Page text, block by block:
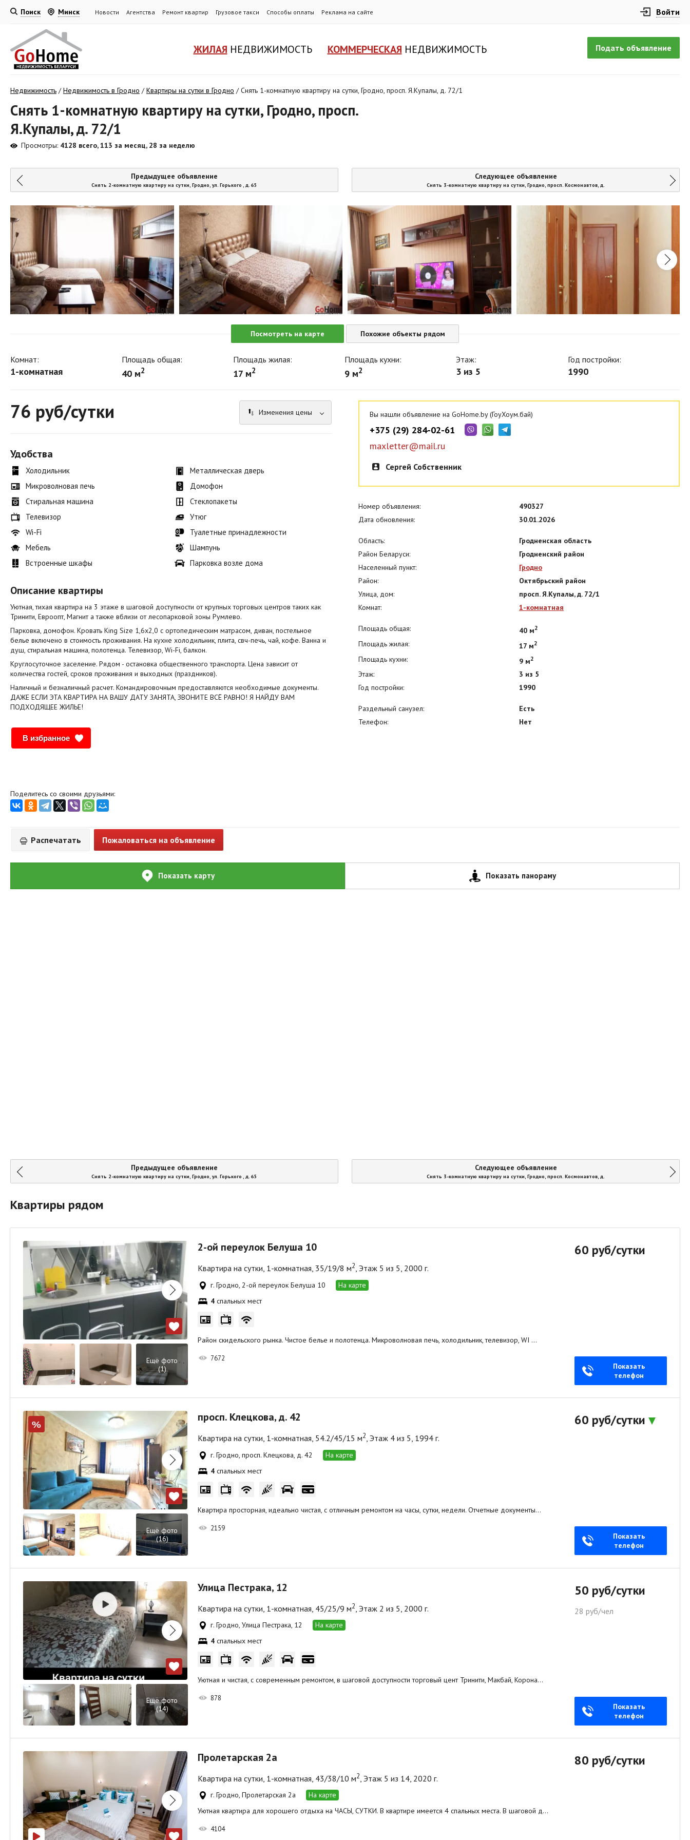
Поиск Минск Новости Агентства Ремонт квартир Грузовое такси Способы оплаты Реклама на сайте Войти
Подать объявление
ЖИЛАЯ НЕДВИЖИМОСТЬ КОММЕРЧЕСКАЯ НЕДВИЖИМОСТЬ
Недвижимость /Недвижимость в Гродно /Квартиры на сутки в Гродно /Снять 1-комнатную квартиру на сутки, Гродно, просп. Я.Купалы, д. 72/1
Снять 1-комнатную квартиру на сутки, Гродно, просп.
Я.Купалы, д. 72/1
Просмотры: 4128 всего, 113 за месяц, 28 за неделю
Предыдущее объявление
Снять 2-комнатную квартиру на сутки, Гродно, ул. Горького , д. 65
Следующее объявление
Снять 3-комнатную квартиру на сутки, Гродно, просп. Космонавтов, д.
Посмотреть на карте Похожие объекты рядом
Комнат:
1-комнатная
Площадь общая:
40 м2
Площадь жилая:
17 м2
Площадь кухни:
9 м2
Этаж:
3 из 5
Год постройки:
1990
76 руб/сутки Изменения цены
Удобства
Холодильник
Микроволновая печь
Стиральная машина
Телевизор
Wi-Fi
Мебель
Встроенные шкафы
Металлическая дверь
Домофон
Стеклопакеты
Утюг
Туалетные принадлежности
Шампунь
Парковка возле дома
Описание квартиры
Уютная, тихая квартира на 3 этаже в шаговой доступности от крупных торговых центров таких как
Тринити, Евроопт, Магнит а также вблизи от лесопарковой зоны Румлево.
Парковка, домофон. Кровать King Size 1,6х2,0 с ортопедическим матрасом, диван, постельное
белье включено в стоимость проживания. На кухне холодильник, плита, свч-печь, чай, кофе. Ванна и
душ, стиральная машина, полотенца. Телевизор, Wi-Fi, балкон.
Круглосуточное заселение. Рядом - остановка общественного транспорта. Цена зависит от
количества гостей, сроков проживания и выходных (праздников).
Наличный и безналичный расчет. Командировочным предоставляются необходимые документы.
ДАЖЕ ЕСЛИ ЭТА КВАРТИРА НА ВАШУ ДАТУ ЗАНЯТА, ЗВОНИТЕ ВСЁ РАВНО! Я НАЙДУ ВАМ
ПОДХОДЯЩЕЕ ЖИЛЬЕ!
В избранное
Вы нашли объявление на GoHome.by (ГоуХоум.бай)
+375 (29) 284-02-61
maxletter@mail.ru
Сергей Собственник
Номер объявления:
490327
Дата обновления:
30.01.2026
Область:
Гродненская область
Район Беларуси:
Гродненский район
Населенный пункт:
Гродно
Район:
Октябрьский район
Улица, дом:
просп. Я.Купалы, д. 72/1
Комнат:
1-комнатная
Площадь общая: 40 м2
Площадь жилая: 17 м2
Площадь кухни: 9 м2
Этаж:
3 из 5
Год постройки:
1990
Раздельный санузел:
Есть
Телефон:
Нет
Поделитесь со своими друзьями:
Распечатать Пожаловаться на объявление
Показать карту Показать панораму
Предыдущее объявление
Снять 2-комнатную квартиру на сутки, Гродно, ул. Горького , д. 65
Следующее объявление
Снять 3-комнатную квартиру на сутки, Гродно, просп. Космонавтов, д.
Квартиры рядом
Ещё фото
(1)
2-ой переулок Белуша 10
Квартира на сутки, 1-комнатная, 35/19/8 м2, Этаж 5 из 5, 2000 г.
г. Гродно, 2-ой переулок Белуша 10
На карте
4 спальных мест
Район скидельского рынка. Чистое белье и полотенца. Микроволновая печь, холодильник, телевизор, WI …
7672
60 руб/сутки
Показать
телефон
%
Ещё фото
(16)
просп. Клецкова, д. 42
Квартира на сутки, 1-комнатная, 54.2/45/15 м2, Этаж 4 из 5, 1994 г.
г. Гродно, просп. Клецкова, д. 42
На карте
4 спальных мест
Квартира просторная, идеально чистая, с отличным ремонтом на часы, сутки, недели. Отчетные документы…
2159
60 руб/сутки
Показать
телефон
Ещё фото
(14)
Улица Пестрака, 12
Квартира на сутки, 1-комнатная, 45/25/9 м2 , Этаж 2 из 5, 2000 г.
г. Гродно, Улица Пестрака, 12
На карте
4 спальных мест
Уютная и чистая, с современным ремонтом, в шаговой доступности торговый цент Тринити, Макбай, Корона…
878
50 руб/сутки
28 руб/чел
Показать
телефон
Пролетарская 2а
Квартира на сутки, 1-комнатная, 43/38/10 м2 , Этаж 5 из 14, 2020 г.
г. Гродно, Пролетарская 2а
На карте
Уютная квартира для хорошего отдыха на ЧАСЫ, СУТКИ. В квартире имеется 4 спальных места. В шаговой д…
4104
80 руб/сутки